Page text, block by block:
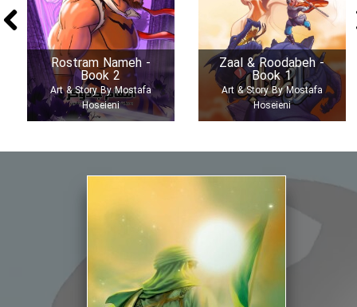
Rostram Nameh -
Book 2
Art & Story By Mostafa
Hoseieni
Zaal & Roodabeh -
Book 1
Art & Story By Mostafa
Hoseieni